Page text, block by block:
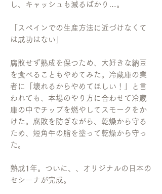
し、キャッシュも減るばかり…。
「スペインでの生産方法に近づけなくて
は成功はない」
腐敗せず熟成を保つため、大好きな納豆
を食べることもやめてみた。冷蔵庫の業
者に「壊れるからやめてほしい！」と言
われても、本場のやり方に合わせて冷蔵
庫の中でチップを燃やしてスモークをか
けた。腐敗を防ぎながら、乾燥から守る
ため、短角牛の脂を塗って乾燥から守っ
た。
熟成1年。ついに、、オリジナルの日本の
セシーナが完成。